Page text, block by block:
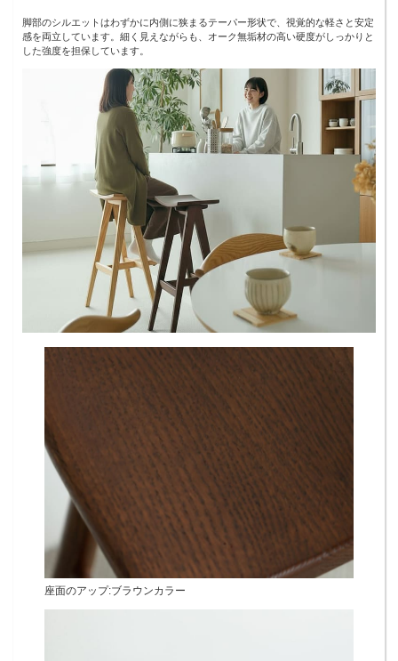
脚部のシルエットはわずかに内側に狭まるテーパー形状で、視覚的な軽さと安定
感を両立しています。細く見えながらも、オーク無垢材の高い硬度がしっかりと
した強度を担保しています。
座面のアップ:ブラウンカラー